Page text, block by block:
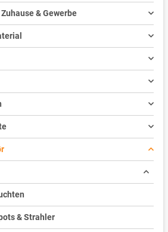
& Gewerbe
& Strahler